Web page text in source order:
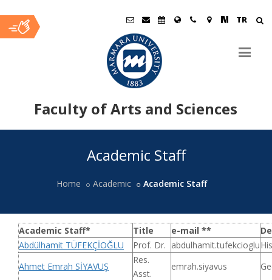
TR
Faculty of Arts and Sciences
Academic Staff
Home Academic Academic Staff
Academic Staff* Title e-mail **
Abdülhamit TÜFEKÇİOĞLU
Prof. Dr. abdulhamit.tufekcioglu
Ahmet Emrah SİYAVUŞ
Res.
Asst.
emrah.siyavus